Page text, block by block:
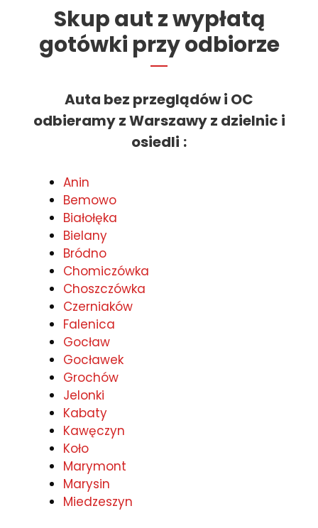
Skup aut z wypłatą
gotówki przy odbiorze
Auta bez przeglądów i OC
odbieramy z Warszawy z dzielnic i
osiedli :
Anin
Bemowo
Białołęka
Bielany
Bródno
Chomiczówka
Choszczówka
Czerniaków
Falenica
Gocław
Gocławek
Grochów
Jelonki
Kabaty
Kawęczyn
Koło
Marymont
Marysin
Miedzeszyn